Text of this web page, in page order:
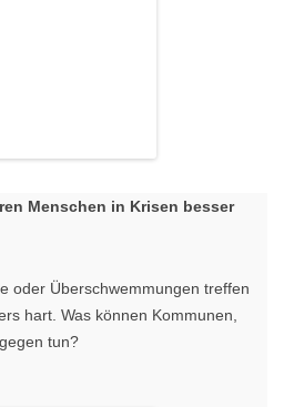
Menschen in Krisen besser
oder Überschwemmungen treffen
hart. Was können Kommunen,
tun?